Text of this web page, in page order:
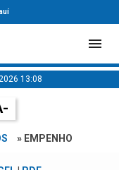
13:08
» EMPENHO